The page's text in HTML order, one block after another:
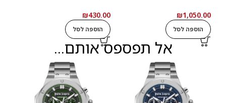
₪1,050.00
הוספה לסל
₪430.00
הוספה לסל
אל תפספס אותם...